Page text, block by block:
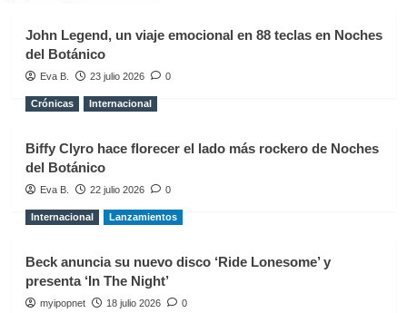
John Legend, un viaje emocional en 88 teclas en Noches
del Botánico
Eva B. 23 julio 2026 0
Crónicas Internacional
Biffy Clyro hace florecer el lado más rockero de Noches
del Botánico
Eva B. 22 julio 2026 0
Internacional Lanzamientos
Beck anuncia su nuevo disco ‘Ride Lonesome’ y
presenta ‘In The Night’
myipopnet 18 julio 2026 0